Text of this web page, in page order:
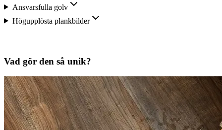
Ansvarsfulla golv
Högupplösta plankbilder
Vad gör den så unik?